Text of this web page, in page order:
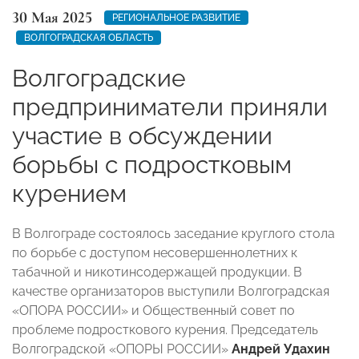
30 Мая 2025
РЕГИОНАЛЬНОЕ РАЗВИТИЕ
ВОЛГОГРАДСКАЯ ОБЛАСТЬ
Волгоградские
предприниматели приняли
участие в обсуждении
борьбы с подростковым
курением
В Волгограде состоялось заседание круглого стола
по борьбе с доступом несовершеннолетних к
табачной и никотинсодержащей продукции. В
качестве организаторов выступили Волгоградская
«ОПОРА РОССИИ» и Общественный совет по
проблеме подросткового курения. Председатель
Волгоградской «ОПОРЫ РОССИИ» Андрей Удахин